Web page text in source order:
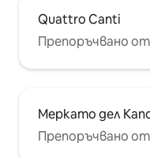
Quattro Canti
Препоръчвано
Меркато дел
Препоръчвано